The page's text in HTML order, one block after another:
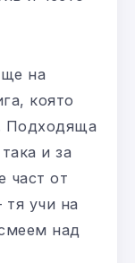
на
която
Подходяща
и за
част от
тя учи на
над